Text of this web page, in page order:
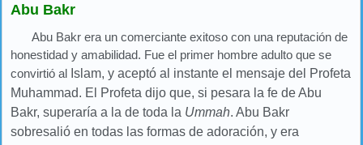
Abu Bakr
Abu Bakr era un comerciante exitoso con una reputación de
honestidad y amabilidad. Fue el primer hombre adulto que se
convirtió al Islam, y aceptó al instante el mensaje del Profeta
Muhammad. El Profeta dijo que, si pesara la fe de Abu
Bakr, superaría a la de toda la Ummah. Abu Bakr
sobresalió en todas las formas de adoración, y era